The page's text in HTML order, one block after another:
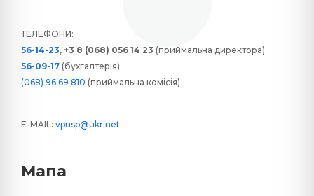
ТЕЛЕФОНИ:
56-14-23, +3 8 (068) 056 14 23 (приймальна директора)
56-09-17 (бухгалтерія)
(068) 96 69 810 (приймальна комісія)
E-MAIL: vpusp@ukr.net
Мапа